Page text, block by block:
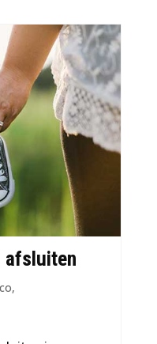
afsluiten
,